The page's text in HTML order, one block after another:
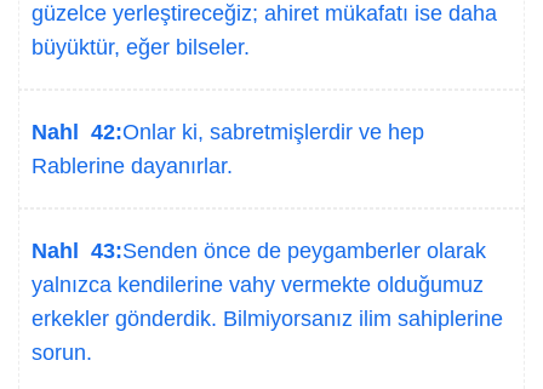
güzelce yerleştireceğiz; ahiret mükafatı ise daha
büyüktür, eğer bilseler.
Nahl 42:Onlar ki, sabretmişlerdir ve hep
Rablerine dayanırlar.
Nahl 43:Senden önce de peygamberler olarak
yalnızca kendilerine vahy vermekte olduğumuz
erkekler gönderdik. Bilmiyorsanız ilim sahiplerine
sorun.